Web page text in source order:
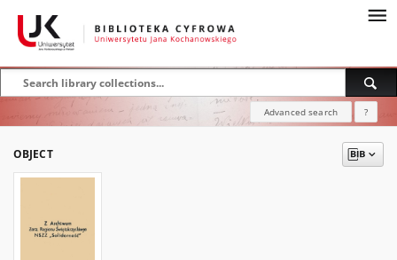
Advanced search ?
OBJECT